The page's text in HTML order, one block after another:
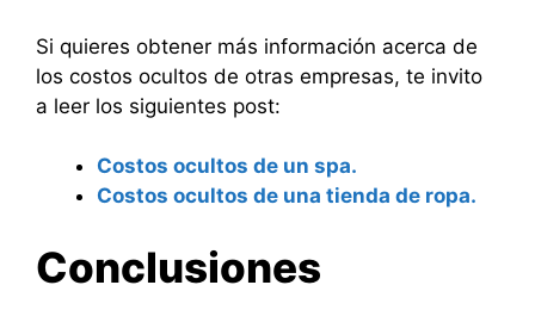
Si quieres obtener más información acerca de
los costos ocultos de otras empresas, te invito
a leer los siguientes post:
Costos ocultos de un spa.
Costos ocultos de una tienda de ropa.
Conclusiones